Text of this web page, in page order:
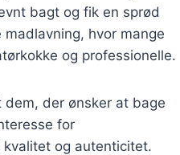
bagt og fik en sprød
hvor mange
og professionelle.
der ønsker at bage
for
og autenticitet.